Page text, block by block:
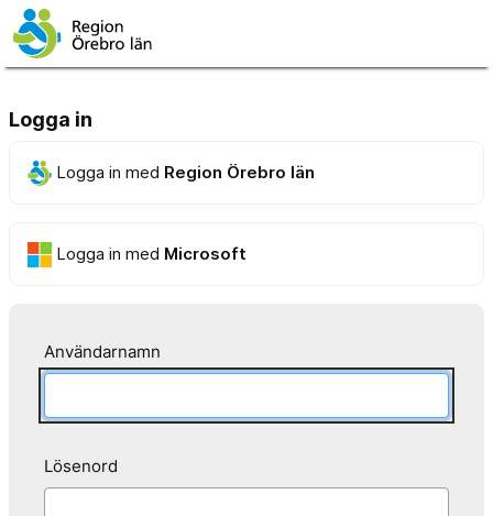
Logga in
Logga in med Region Örebro län
Logga in med Microsoft
Användarnamn
Lösenord